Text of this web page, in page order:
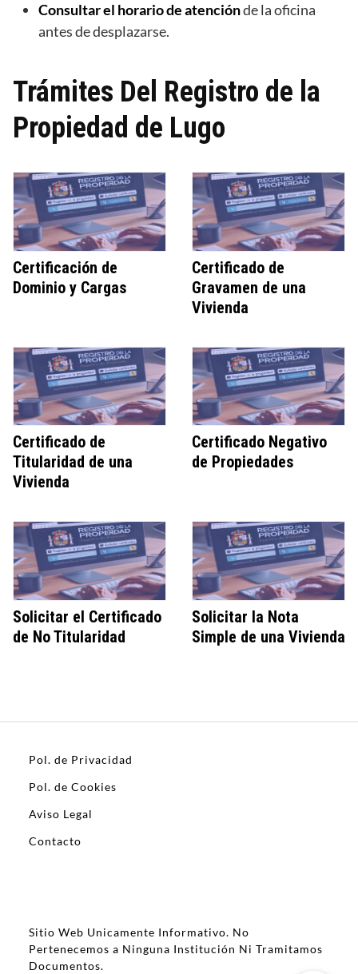
Consultar el horario de atenciónde la oficina
antes de desplazarse.
Trámites Del Registro de la
Propiedad de Lugo
Certificación de
Dominio y Cargas
Certificado de
Gravamen de una
Vivienda
Certificado de
Titularidad de una
Vivienda
Certificado Negativo
de Propiedades
Solicitar el Certificado
de No Titularidad
Solicitar la Nota
Simple de una Vivienda
Pol. de Privacidad
Pol. de Cookies
Aviso Legal
Contacto
Sitio Web Unicamente Informativo. No
Pertenecemos a Ninguna Institución Ni Tramitamos
Documentos.